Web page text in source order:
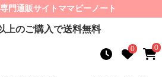
専門通販サイト ママビーノート
上のご購入で送料無料
0 0